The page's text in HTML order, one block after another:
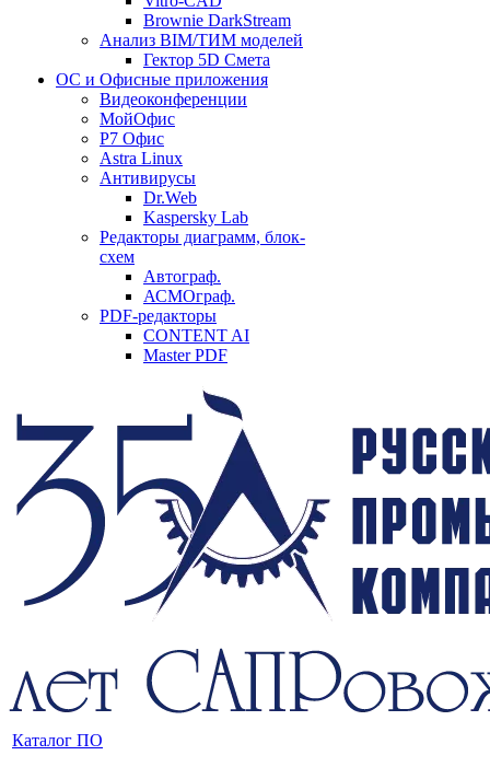
Brownie DarkStream
Анализ BIM/ТИМ моделей
Гектор 5D Смета
ОС и Офисные приложения
Видеоконференции
МойОфис
P7 Офис
Astra Linux
Антивирусы
Dr.Web
Kaspersky Lab
Редакторы диаграмм, блок-
схем
Автограф.
АСМОграф.
PDF-редакторы
CONTENT AI
Master PDF
Каталог ПО